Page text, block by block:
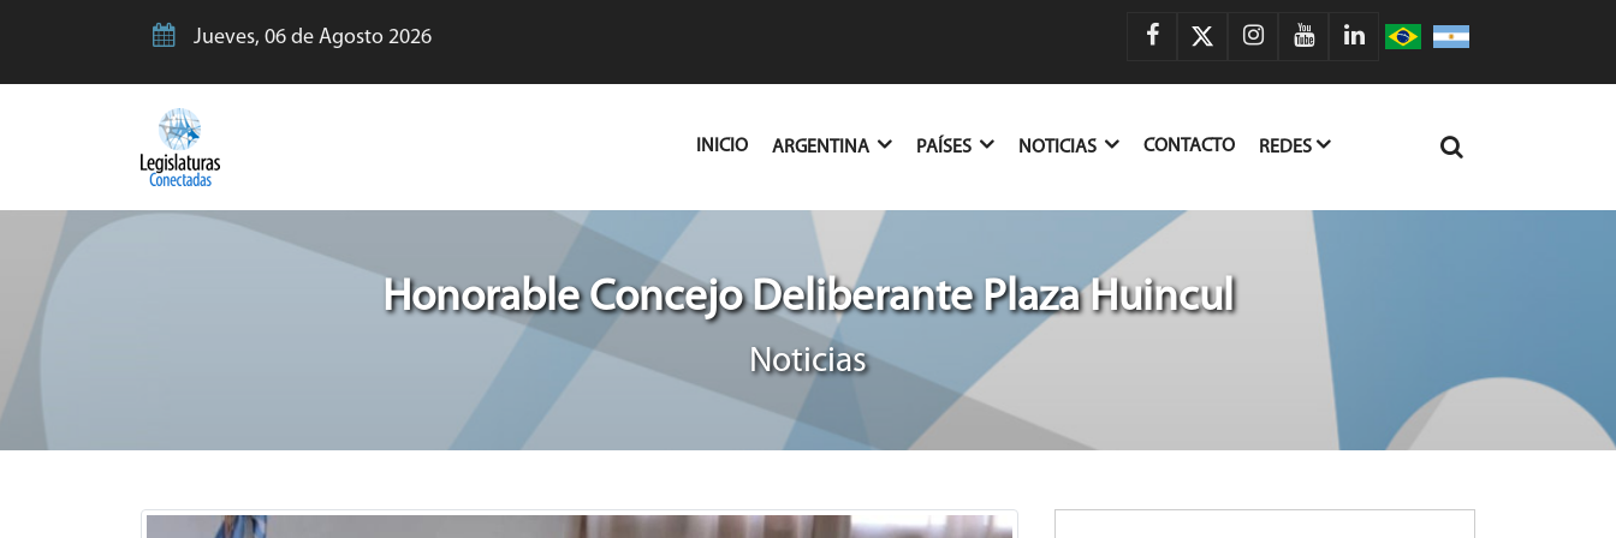
Jueves, 06 de Agosto 2026
INICIO(CURRENT)
ARGENTINA PAÍSES NOTICIAS CONTACTO REDES
Honorable Concejo Deliberante Plaza Huincul
Noticias